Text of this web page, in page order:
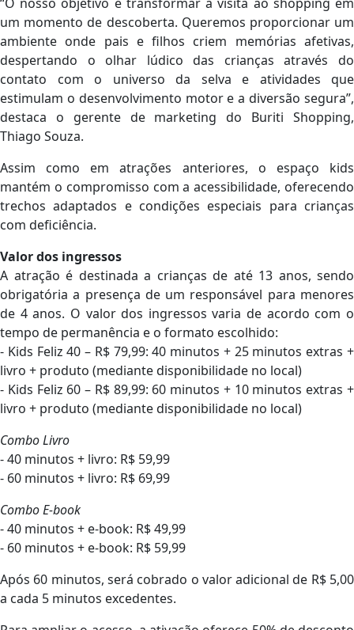
“O nosso objetivo é transformar a visita ao shopping em
um momento de descoberta. Queremos proporcionar um
ambiente onde pais e filhos criem memórias afetivas,
despertando o olhar lúdico das crianças através do
contato com o universo da selva e atividades que
estimulam o desenvolvimento motor e a diversão segura”,
destaca o gerente de marketing do Buriti Shopping,
Thiago Souza.
Assim como em atrações anteriores, o espaço kids
mantém o compromisso com a acessibilidade, oferecendo
trechos adaptados e condições especiais para crianças
com deficiência.
Valor dos ingressos
A atração é destinada a crianças de até 13 anos, sendo
obrigatória a presença de um responsável para menores
de 4 anos. O valor dos ingressos varia de acordo com o
tempo de permanência e o formato escolhido:
- Kids Feliz 40 – R$ 79,99: 40 minutos + 25 minutos extras +
livro + produto (mediante disponibilidade no local)
- Kids Feliz 60 – R$ 89,99: 60 minutos + 10 minutos extras +
livro + produto (mediante disponibilidade no local)
Combo Livro
- 40 minutos + livro: R$ 59,99
- 60 minutos + livro: R$ 69,99
Combo E-book
- 40 minutos + e-book: R$ 49,99
- 60 minutos + e-book: R$ 59,99
Após 60 minutos, será cobrado o valor adicional de R$ 5,00
a cada 5 minutos excedentes.